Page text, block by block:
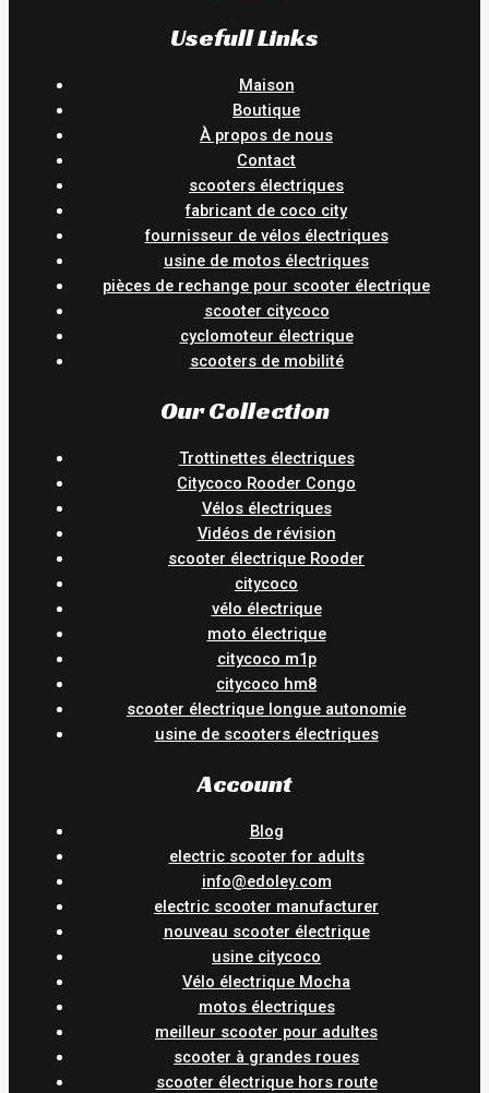
Usefull Links
Maison
Boutique
À propos de nous
Contact
scooters électriques
fabricant de coco city
fournisseur de vélos électriques
usine de motos électriques
pièces de rechange pour scooter électrique
scooter citycoco
cyclomoteur électrique
scooters de mobilité
Our Collection
Trottinettes électriques
Citycoco Rooder Congo
Vélos électriques
Vidéos de révision
scooter électrique Rooder
citycoco
vélo électrique
moto électrique
citycoco m1p
citycoco hm8
scooter électrique longue autonomie
usine de scooters électriques
Account
Blog
electric scooter for adults
info@edoley.com
electric scooter manufacturer
nouveau scooter électrique
usine citycoco
Vélo électrique Mocha
motos électriques
meilleur scooter pour adultes
scooter à grandes roues
scooter électrique hors route